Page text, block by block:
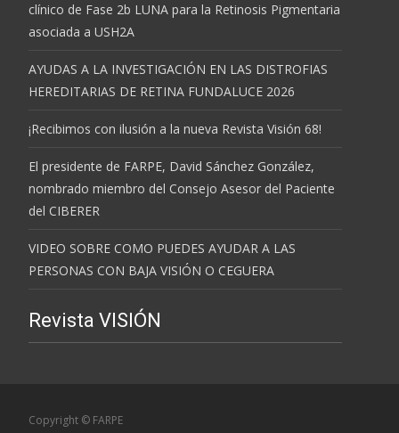
clínico de Fase 2b LUNA para la Retinosis Pigmentaria
asociada a USH2A
AYUDAS A LA INVESTIGACIÓN EN LAS DISTROFIAS
HEREDITARIAS DE RETINA FUNDALUCE 2026
¡Recibimos con ilusión a la nueva Revista Visión 68!
El presidente de FARPE, David Sánchez González,
nombrado miembro del Consejo Asesor del Paciente
del CIBERER
VIDEO SOBRE COMO PUEDES AYUDAR A LAS
PERSONAS CON BAJA VISIÓN O CEGUERA
Revista VISIÓN
Copyright © FARPE